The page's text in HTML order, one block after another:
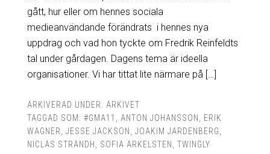
gått, hur eller om hennes sociala
medieanvändande förändrats i hennes nya
uppdrag och vad hon tyckte om Fredrik Reinfeldts
tal under gårdagen. Dagens tema är ideella
organisationer. Vi har tittat lite närmare på […]
ARKIVERAD UNDER: ARKIVET
TAGGAD SOM: #GMA11 ANTON JOHANSSON
ERIK
WAGNER
JESSE JACKSON JOAKIM JARDENBERG
NICLAS STRANDH
SOFIA ARKELSTEN TWINGLY